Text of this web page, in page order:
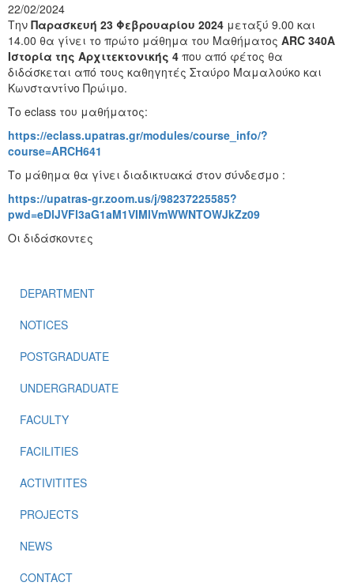
22/02/2024
Την Παρασκευή 23 Φεβρουαρίου 2024 μεταξύ 9.00 και
14.00 θα γίνει το πρώτο μάθημα του Μαθήματος ARC 340Α
Ιστορία της Αρχιτεκτονικής 4 που από φέτος θα
διδάσκεται από τους καθηγητές Σταύρο Μαμαλούκο και
Κωνσταντίνο Πρώιμο.
Το eclass του μαθήματος:
https://eclass.upatras.gr/modules/course_info/?
course=ARCH641
Το μάθημα θα γίνει διαδικτυακά στον σύνδεσμο :
https://upatras-gr.zoom.us/j/98237225585?
pwd=eDlJVFl3aG1aM1VIMlVmWWNTOWJkZz09
Οι διδάσκοντες
DEPARTMENT
NOTICES
POSTGRADUATE
UNDERGRADUATE
FACULTY
FACILITIES
ACTIVITITES
PROJECTS
NEWS
CONTACT